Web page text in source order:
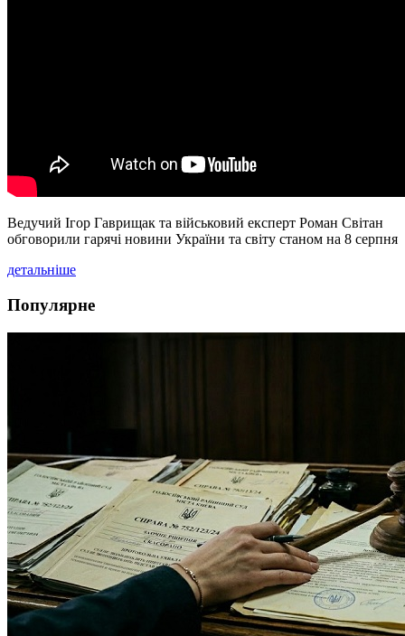
Ведучий Ігор Гаврищак та військовий експерт Роман Світан
обговорили гарячі новини України та світу станом на 8 серпня
детальніше
Популярне